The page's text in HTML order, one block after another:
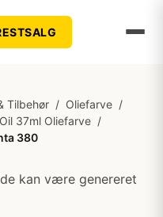
Tilbehør / Oliefarve /
37ml Oliefarve /
380
kan være genereret